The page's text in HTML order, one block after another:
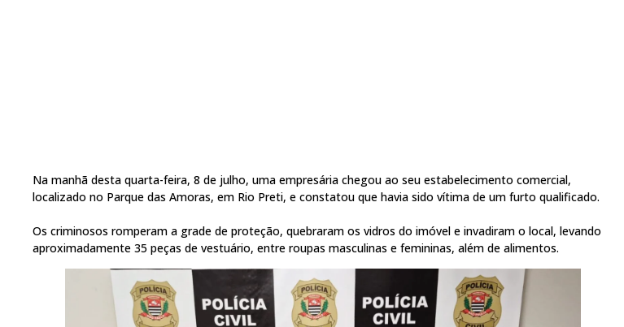
Na manhã desta quarta-feira, 8 de julho, uma empresária chegou ao seu estabelecimento comercial,
localizado no Parque das Amoras, em Rio Preti, e constatou que havia sido vítima de um furto qualificado.
Os criminosos romperam a grade de proteção, quebraram os vidros do imóvel e invadiram o local, levando
aproximadamente 35 peças de vestuário, entre roupas masculinas e femininas, além de alimentos.